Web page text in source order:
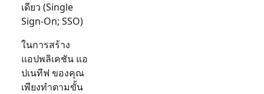
เดียว (Single
Sign-On; SSO)
ในการสร้าง
แอปพลิเคชัน แอ
ปเนทีฟ ของคุณ
เพียงทำตามขั้น